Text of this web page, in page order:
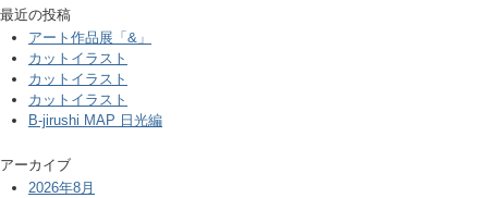
最近の投稿
アート作品展「&」
カットイラスト
カットイラスト
カットイラスト
B-jirushi MAP 日光編
アーカイブ
2026年8月